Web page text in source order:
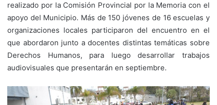
realizado por la Comisión Provincial por la Memoria con el
apoyo del Municipio. Más de 150 jóvenes de 16 escuelas y
organizaciones locales participaron del encuentro en el
que abordaron junto a docentes distintas temáticas sobre
Derechos Humanos, para luego desarrollar trabajos
audiovisuales que presentarán en septiembre.